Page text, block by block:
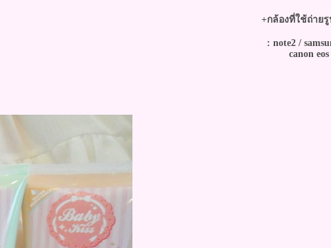
+กล้องที่ใช้ถ่าย
: note2 /
canon